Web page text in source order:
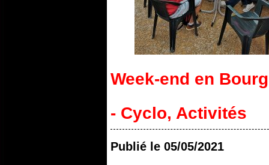
Week-end en
- Cyclo, Activités
Publié le 05/05/2021